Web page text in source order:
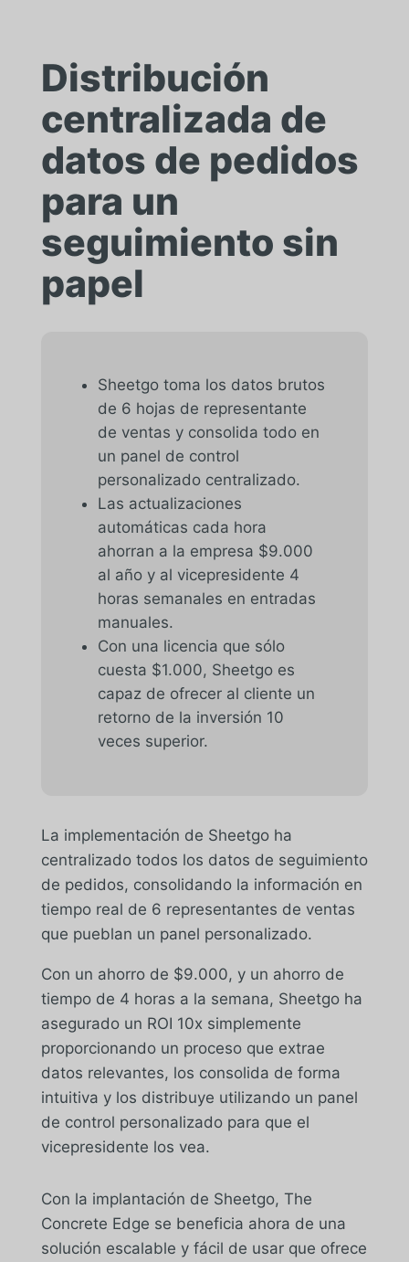
Distribución
centralizada de
datos de pedidos
para un
seguimiento sin
papel
Sheetgo toma los datos brutos
de 6 hojas de representante
de ventas y consolida todo en
un panel de control
personalizado centralizado.
Las actualizaciones
automáticas cada hora
ahorran a la empresa $9.000
al año y al vicepresidente 4
horas semanales en entradas
manuales.
Con una licencia que sólo
cuesta $1.000, Sheetgo es
capaz de ofrecer al cliente un
retorno de la inversión 10
veces superior.
La implementación de Sheetgo ha
centralizado todos los datos de seguimiento
de pedidos, consolidando la información en
tiempo real de 6 representantes de ventas
que pueblan un panel personalizado.
Con un ahorro de $9.000, y un ahorro de
tiempo de 4 horas a la semana, Sheetgo ha
asegurado un ROI 10x simplemente
proporcionando un proceso que extrae
datos relevantes, los consolida de forma
intuitiva y los distribuye utilizando un panel
de control personalizado para que el
vicepresidente los vea.
Con la implantación de Sheetgo, The
Concrete Edge se beneficia ahora de una
solución escalable y fácil de usar que ofrece